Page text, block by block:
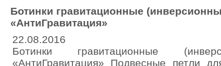
Ботинки гравитационные
«АнтиГравитация»
22.08.2016
Ботинки гравитационные
«АнтиГравитация» Подвесные петли